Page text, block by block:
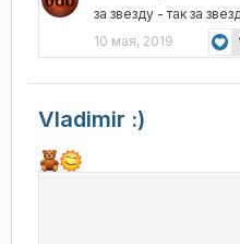
за звезду - так за
10 мая, 2019
Vladimir :)